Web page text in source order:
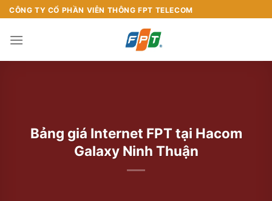
Chuyển
đến
nội
CÔNG TY CỔ PHẦN VIỄN THÔNG FPT TELECOM
Bảng giá Internet FPT tại Hacom
Galaxy Ninh Thuận